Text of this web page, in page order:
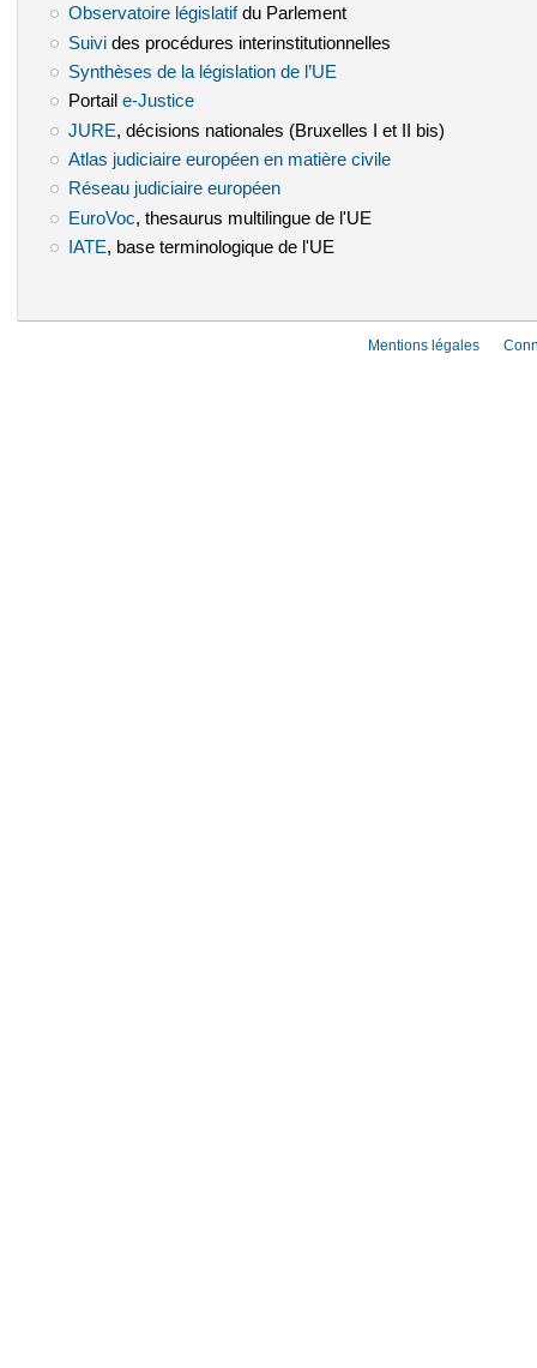
Observatoire législatif(le lien est externe)
du Parlement
Suivi(le lien est externe)
des procédures interinstitutionnelles
Synthèses de la législation de l’UE
Portail e-Justice(le lien est externe)
JURE (le lien est externe)
, décisions nationales (Bruxelles I et II bis)
Atlas judiciaire européen en matière civile(le lien est externe)
Réseau judiciaire européen(le lien est externe)
EuroVoc (le lien est externe)
, thesaurus multilingue de l'UE
IATE(le lien est externe)
, base terminologique de l'UE
Mentions légales